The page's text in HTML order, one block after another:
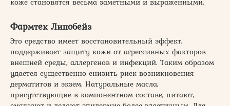
Фармтек Липобейз
Это средство имеет восстановительный эффект,
поддерживает защиту кожи от агрессивных факторов
внешней среды, аллергенов и инфекций. Таким образом
удается существенно снизить риск возникновения
дерматитов и экзем. Натуральные масла,
присутствующие в компонентном составе, питают,